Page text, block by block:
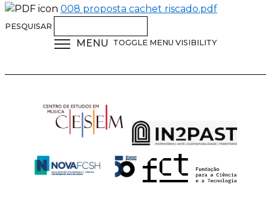
008 proposta cachet riscado.pdf
PESQUISAR
MENU TOGGLE MENU VISIBILITY